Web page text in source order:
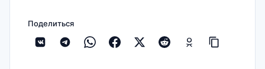
Поделиться